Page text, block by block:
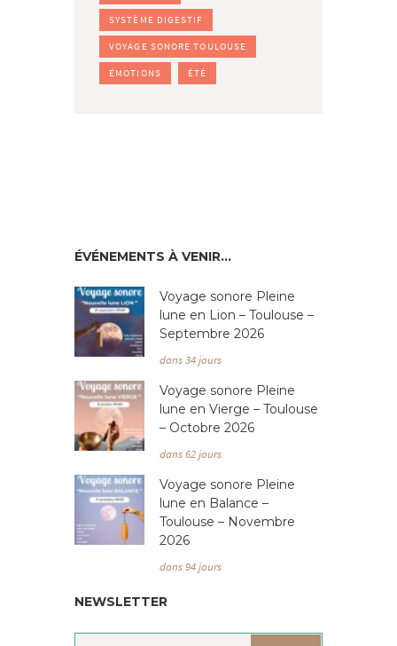
SYSTÈME DIGESTIF
VOYAGE SONORE TOULOUSE
ÉMOTIONS ÉTÉ
ÉVÉNEMENTS À VENIR…
Voyage sonore Pleine
lune en Lion – Toulouse –
Septembre 2026
dans 34 jours
Voyage sonore Pleine
lune en Vierge – Toulouse
– Octobre 2026
dans 62 jours
Voyage sonore Pleine
lune en Balance –
Toulouse – Novembre
2026
dans 94 jours
NEWSLETTER